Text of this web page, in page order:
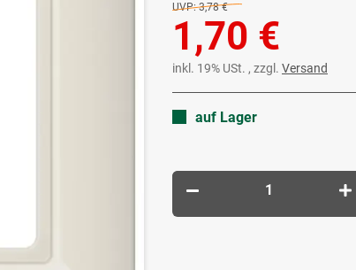
UVP: 3,78 €
1,70 €
inkl. 19% USt. , zzgl. Versand
auf Lager